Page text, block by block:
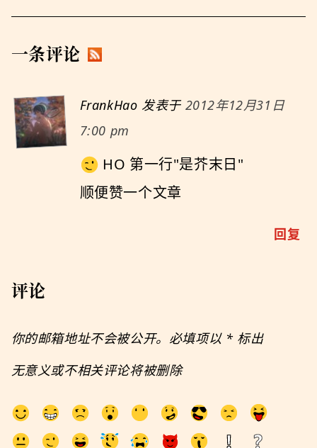
一条评论
FrankHao 发表于 2012年12月31日
7:00 pm
HO 第一行"是芥末日"
顺便赞一个文章
回复
评论
你的邮箱地址不会被公开。必填项以 *标出
无意义或不相关评论将被删除